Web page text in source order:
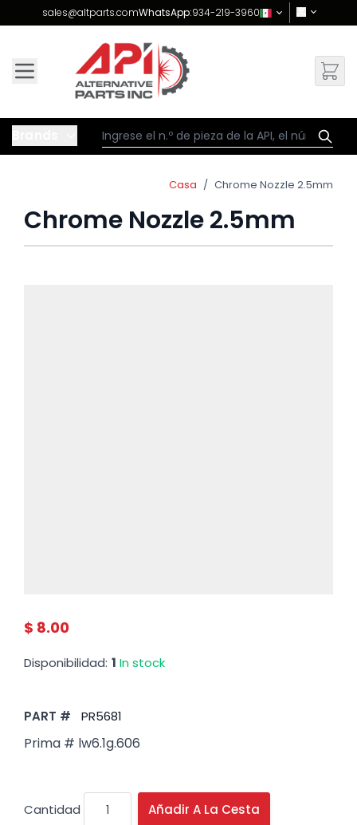
Skip to Content
sales@altparts.comWhatsApp:934-219-3960
Casa / Chrome Nozzle 2.5mm
Chrome Nozzle 2.5mm
$ 8.00
Disponibilidad: 1 In stock
PART # PR5681
Prima # lw6.1g.606
Cantidad Añadir A La Cesta